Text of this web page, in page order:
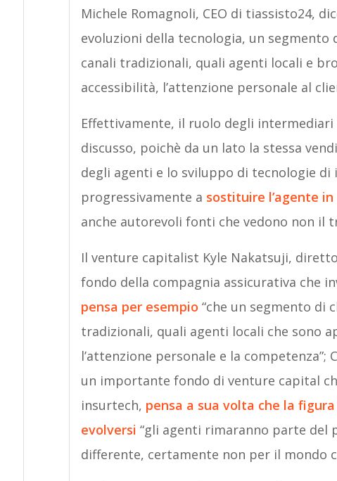
Michele Romagnoli, CEO di tiassisto24,
evoluzioni della tecnologia, un
canali tradizionali, quali agenti locali e
accessibilità, l’attenzione personale al
Effettivamente, il ruolo degli
discusso, poichè da un lato la stessa
degli agenti e lo sviluppo di tecnologie
progressivamente a sostituire l’agente
anche autorevoli fonti che vedono non il
Il venture capitalist Kyle Nakatsuji,
fondo della compagnia assicurativa che
pensa per esempio “che un segmento di
tradizionali, quali agenti locali che sono
l’attenzione personale e la
un importante fondo di venture capital
insurtech, pensa a sua volta che la
evolversi “gli agenti rimaranno parte del
differente, certamente non per il mondo